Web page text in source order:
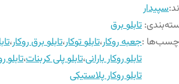
سپیدار
: تابلو برق
:جعبه روکار،تابلو توکار،تابلو برق روکار،
تابلو روکار بارانی،تابلو پلی کربنات،تابلو
تابلو روکار پلاستیکی